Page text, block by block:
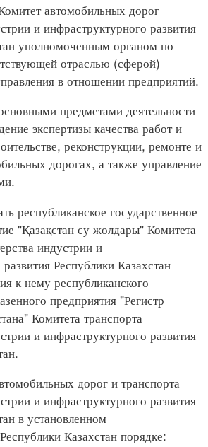
автомобильных дорог
и инфраструктурного развития
уполномоченным органом по
отраслью (сферой)
в отношении предприятий.
предметами деятельности
экспертизы качества работ и
реконструкции, ремонте и
дорогах, а также управление
республиканское государственное
"Қазақстан су жолдары" Комитета
индустрии и
Республики Казахстан
к нему республиканского
предприятия "Регистр
Комитета транспорта
и инфраструктурного развития
дорог и транспорта
и инфраструктурного развития
в установленном
Казахстан порядке: